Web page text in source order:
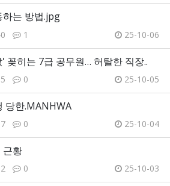
하는 방법.jpg
1 25-10-06
꽂히는 7급 공무원… 허탈한 직장..
0 25-10-05
당한.MANHWA
0 25-10-04
근황
0 25-10-03